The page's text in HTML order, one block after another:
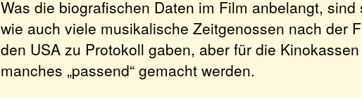
Was die biografischen Daten im Film anbelangt, sind
wie auch viele musikalische Zeitgenossen nach der
den USA zu Protokoll gaben, aber für die
manches „passend“ gemacht werden.